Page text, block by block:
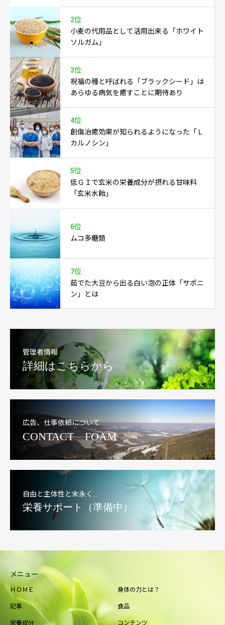
2位
小麦の代用品として活用出来る「ホワイト
ソルガム」
3位
祝福の種と呼ばれる「ブラックシード」は
あらゆる病気を癒すことに期待あり
4位
創傷治癒効果が知られるようになった「Ｌ
カルノシン」
5位
低ＧＩで玄米の栄養成分が摂れる甘味料
「玄米水飴」
6位
ムコ多糖類
7位
茹でた大豆から出る白い泡の正体「サポニ
ン」とは
管理者情報
詳細はこちらから
広告、仕事依頼について
CONTACT FOAM
自由と主体性と末永く…
栄養サポート（準備中）
メニュー
ＨＯＭＥ 身体の力とは？
記事 食品
栄養成分 コンテンツ